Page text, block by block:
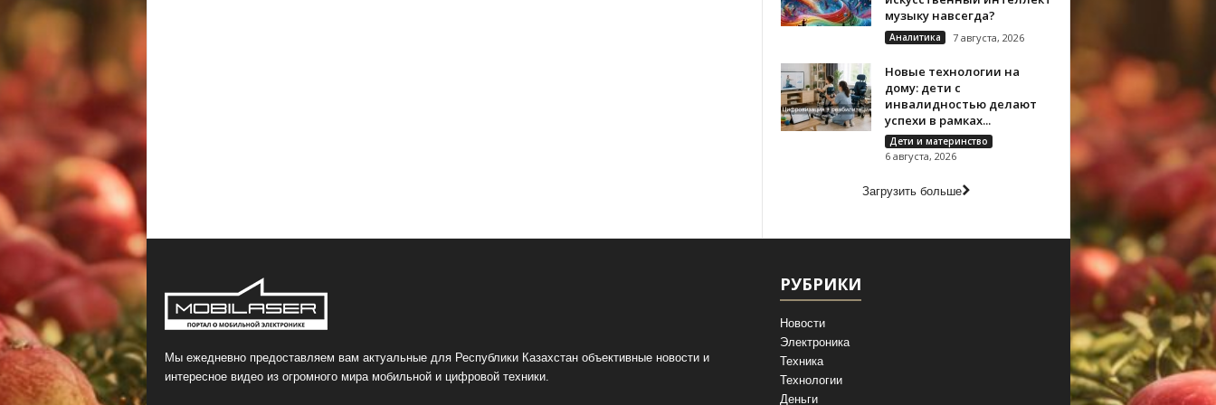
музыку навсегда?
Аналитика 7 августа, 2026
Новые технологии на
дому: дети с
инвалидностью делают
успехи в рамках...
Дети и материнство
6 августа, 2026
Загрузить больше
Мы ежедневно предоставляем вам актуальные для Республики Казахстан объективные новости и
интересное видео из огромного мира мобильной и цифровой техники.
РУБРИКИ
Новости
Электроника
Техника
Технологии
Деньги